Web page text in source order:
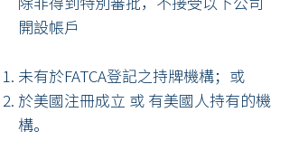
除非得到特別審批，不接受以下公司
開設帳戶
未有於FATCA登記之持牌機構；或
於美國注冊成立 或 有美國人持有的機
構。